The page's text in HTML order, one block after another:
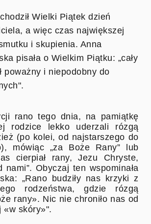
Wielki Piątek dzień
a więc czas największej
i skupienia. Anna
pisała o Wielkim Piątku: „cały
poważny i niepodobny do
rano tego dnia, na pamiątkę
rodzice lekko uderzali rózgą
(po kolei, od najstarszego do
mówiąc „za Boże Rany” lub
cierpiał rany, Jezu Chryste,
nami”. Obyczaj ten wspominała
„Rano budziły nas krzyki z
rodzeństwa, gdzie rózgą
rany». Nic nie chroniło nas od
«w skóry»".